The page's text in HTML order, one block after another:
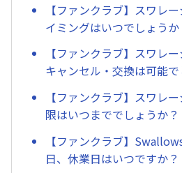
【ファンクラブ】スワレ
イミングはいつでしょうか
【ファンクラブ】スワレ
キャンセル・交換は可能で
【ファンクラブ】スワレ
限はいつまででしょうか？
【ファンクラブ】
日、休業日はいつですか？